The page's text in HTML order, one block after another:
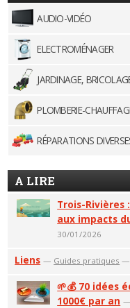
AUDIO-VIDÉO
ELECTROMÉNAGER
JARDINAGE,
PLOMBERIE-
RÉPARATIONS
A LIRE
Trois-Rivières
aux impacts
30/01/2026
Liens — Guides pratiques —
🌱💰 70 idées
1000€ par an —